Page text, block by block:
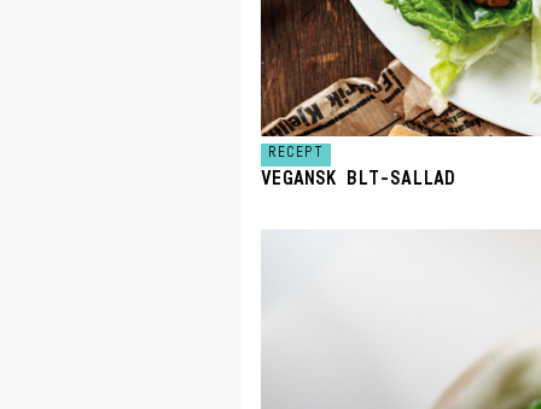
RECEPT
VEGANSK BLT-SALLAD